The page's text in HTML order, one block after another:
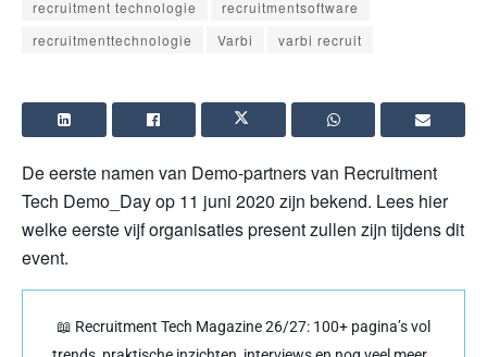
recruitment technologie
recruitmentsoftware
recruitmenttechnologie
Varbi varbi recruit
De eerste namen van Demo-partners van Recruitment
Tech Demo_Day op 11 juni 2020 zijn bekend. Lees hier
welke eerste vijf organisaties present zullen zijn tijdens dit
event.
📖 Recruitment Tech Magazine 26/27: 100+ pagina’s vol